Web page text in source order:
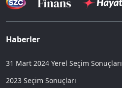
Haberler
31 Mart 2024 Yerel Seçim Sonuçları
2023 Seçim Sonuçları